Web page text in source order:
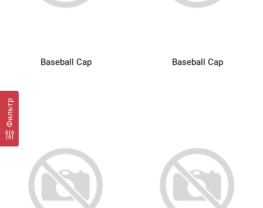
Фильтр
Baseball Cap Baseball Cap